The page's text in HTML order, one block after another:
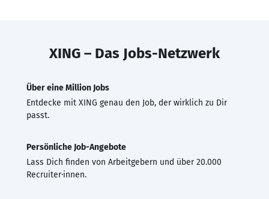
XING – Das Jobs-Netzwerk
Über eine Million Jobs
Entdecke mit XING genau den Job, der wirklich zu Dir
passt.
Persönliche Job-Angebote
Lass Dich finden von Arbeitgebern und über 20.000
Recruiter·innen.